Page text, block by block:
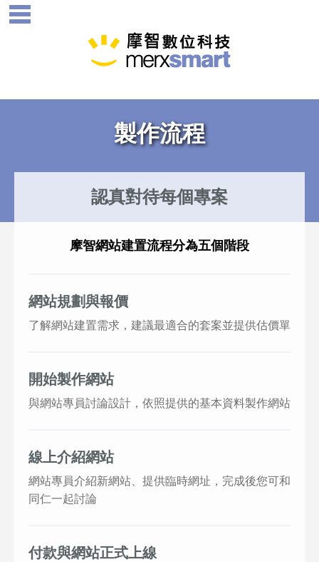
製作流程
認真對待每個專案
摩智網站建置流程分為五個階段
網站規劃與報價
了解網站建置需求，建議最適合的套案並提供估價單
開始製作網站
與網站專員討論設計，依照提供的基本資料製作網站
線上介紹網站
網站專員介紹新網站、提供臨時網址，完成後您可和
同仁一起討論
付款與網站正式上線